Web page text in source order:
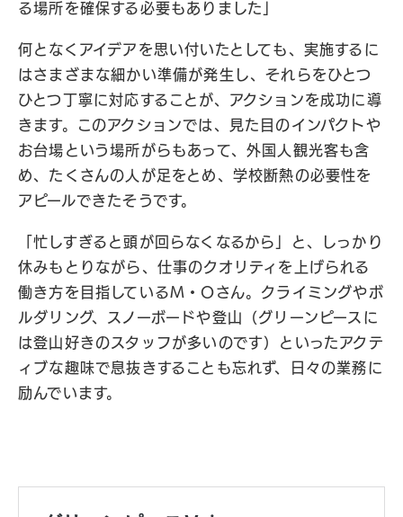
る場所を確保する必要もありました」
何となくアイデアを思い付いたとしても、実施するに
はさまざまな細かい準備が発生し、それらをひとつ
ひとつ丁寧に対応することが、アクションを成功に導
きます。このアクションでは、見た目のインパクトや
お台場という場所がらもあって、外国人観光客も含
め、たくさんの人が足をとめ、学校断熱の必要性を
アピールできたそうです。
「忙しすぎると頭が回らなくなるから」と、しっかり
休みもとりながら、仕事のクオリティを上げられる
働き方を目指しているM・Oさん。クライミングやボ
ルダリング、スノーボードや登山（グリーンピースに
は登山好きのスタッフが多いのです）といったアクテ
ィブな趣味で息抜きすることも忘れず、日々の業務に
励んでいます。